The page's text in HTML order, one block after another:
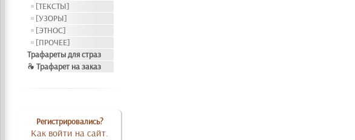
[ТЕКСТЫ]
[УЗОРЫ]
[ЭТНОС]
[ПРОЧЕЕ]
Трафареты для страз
❧ Трафарет на заказ
Регистрировались?
Как войти на сайт.